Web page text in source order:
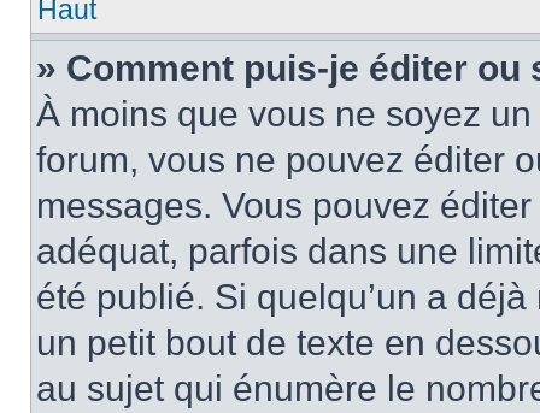
Haut
» Comment puis-je éditer
À moins que vous ne soyez
forum, vous ne pouvez éditer
messages. Vous pouvez
adéquat, parfois dans une
été publié. Si quelqu’un a
un petit bout de texte en
au sujet qui énumère le